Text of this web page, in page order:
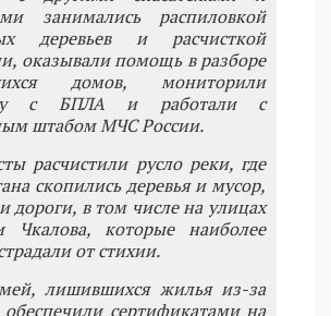
занимались распиловкой
деревьев и расчисткой
оказывали помощь в разборе
домов, мониторили
с БПЛА и работали с
штабом МЧС России.
расчистили русло реки, где
скопились деревья и мусор,
дороги, в том числе на улицах
Чкалова, которые наиболее
от стихии.
лишившихся жилья из-за
сертификатами на